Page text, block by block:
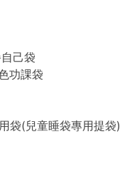
己袋
功課袋
袋(兒童睡袋專用提袋)